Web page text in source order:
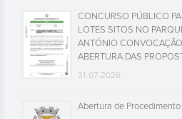
CONCURSO PÚBLICO
LOTES SITOS NO
ANTÓNIO
ABERTURA DAS
31-07-2026
Abertura de